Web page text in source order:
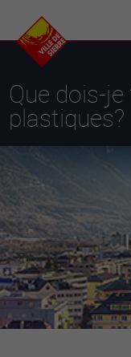
Que dois-
plastiques?